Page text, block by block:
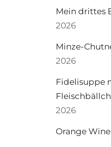
Mein drittes
2026
Minze-
2026
Fidelisuppe
2026
Orange Wine